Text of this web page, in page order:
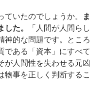
いたのでしょうか。
ま
た。
「人間が人間らし
神的な問題です。ところ
である「資本」にすべて
が人間性を失わせる元凶
物事を正しく判断するこ